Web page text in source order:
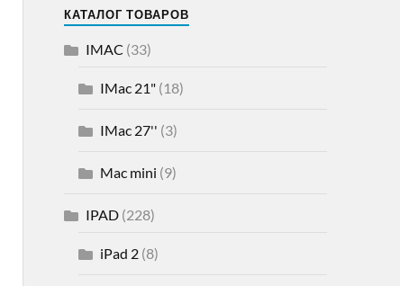
КАТАЛОГ ТОВАРОВ
IMAC (33)
IMac 21"(18)
IMac 27'' (3)
Mac mini (9)
IPAD(228)
iPad 2(8)